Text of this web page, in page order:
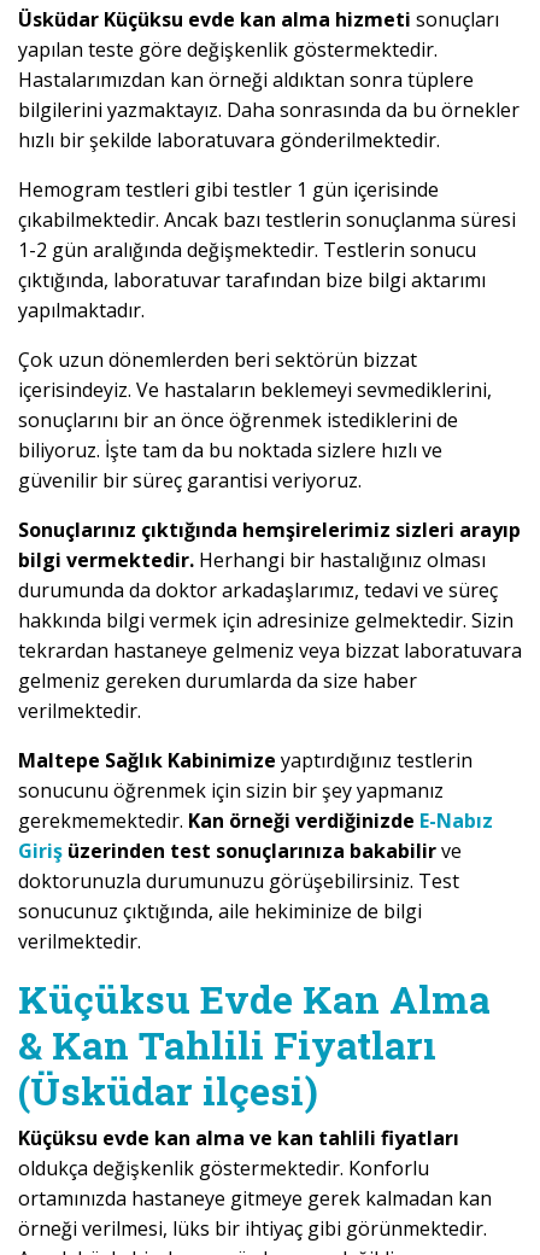
Üsküdar Küçüksu evde kan alma hizmeti sonuçları
yapılan teste göre değişkenlik göstermektedir.
Hastalarımızdan kan örneği aldıktan sonra tüplere
bilgilerini yazmaktayız. Daha sonrasında da bu örnekler
hızlı bir şekilde laboratuvara gönderilmektedir.
Hemogram testleri gibi testler 1 gün içerisinde
çıkabilmektedir. Ancak bazı testlerin sonuçlanma süresi
1-2 gün aralığında değişmektedir. Testlerin sonucu
çıktığında, laboratuvar tarafından bize bilgi aktarımı
yapılmaktadır.
Çok uzun dönemlerden beri sektörün bizzat
içerisindeyiz. Ve hastaların beklemeyi sevmediklerini,
sonuçlarını bir an önce öğrenmek istediklerini de
biliyoruz. İşte tam da bu noktada sizlere hızlı ve
güvenilir bir süreç garantisi veriyoruz.
Sonuçlarınız çıktığında hemşirelerimiz sizleri arayıp
bilgi vermektedir. Herhangi bir hastalığınız olması
durumunda da doktor arkadaşlarımız, tedavi ve süreç
hakkında bilgi vermek için adresinize gelmektedir. Sizin
tekrardan hastaneye gelmeniz veya bizzat laboratuvara
gelmeniz gereken durumlarda da size haber
verilmektedir.
Maltepe Sağlık Kabinimize yaptırdığınız testlerin
sonucunu öğrenmek için sizin bir şey yapmanız
gerekmemektedir. Kan örneği verdiğinizde E-Nabız
Giriş üzerinden test sonuçlarınıza bakabilirve
doktorunuzla durumunuzu görüşebilirsiniz. Test
sonucunuz çıktığında, aile hekiminize de bilgi
verilmektedir.
Küçüksu Evde Kan Alma
& Kan Tahlili Fiyatları
(Üsküdar ilçesi)
Küçüksu evde kan alma ve kan tahlili fiyatları
oldukça değişkenlik göstermektedir. Konforlu
ortamınızda hastaneye gitmeye gerek kalmadan kan
örneği verilmesi, lüks bir ihtiyaç gibi görünmektedir.